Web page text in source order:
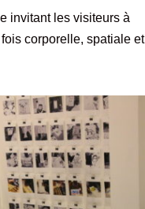
invitant les visiteurs à
corporelle, spatiale et